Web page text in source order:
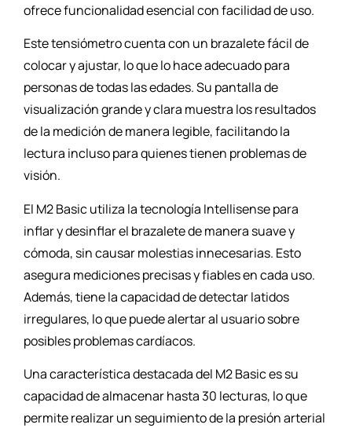
ofrece funcionalidad esencial con facilidad de uso.
Este tensiómetro cuenta con un brazalete fácil de
colocar y ajustar, lo que lo hace adecuado para
personas de todas las edades. Su pantalla de
visualización grande y clara muestra los resultados
de la medición de manera legible, facilitando la
lectura incluso para quienes tienen problemas de
visión.
El M2 Basic utiliza la tecnología Intellisense para
inflar y desinflar el brazalete de manera suave y
cómoda, sin causar molestias innecesarias. Esto
asegura mediciones precisas y fiables en cada uso.
Además, tiene la capacidad de detectar latidos
irregulares, lo que puede alertar al usuario sobre
posibles problemas cardíacos.
Una característica destacada del M2 Basic es su
capacidad de almacenar hasta 30 lecturas, lo que
permite realizar un seguimiento de la presión arterial